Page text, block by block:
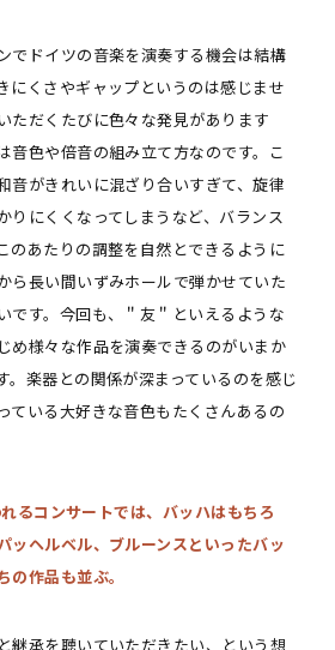
でドイツの音楽を演奏する機会は結構
にくさやギャップというのは感じませ
ただくたびに色々な発見があります
音色や倍音の組み立て方なのです。こ
音がきれいに混ざり合いすぎて、旋律
りにくくなってしまうなど、バランス
のあたりの調整を自然とできるように
ら長い間いずみホールで弾かせていた
です。今回も、＂友＂といえるような
め様々な作品を演奏できるのがいまか
。楽器との関係が深まっているのを感じ
ている大好きな音色もたくさんあるの
るコンサートでは、バッハはもちろ
ッヘルベル、ブルーンスといったバッ
作品も並ぶ。
継承を聴いていただきたい、という想